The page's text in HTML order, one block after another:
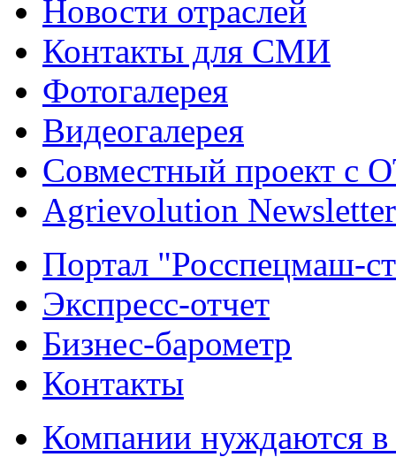
Новости отраслей
Контакты для СМИ
Фотогалерея
Видеогалерея
Совместный проект с
Agrievolution Newsletter
Портал "Росспецмаш-
Экспресс-отчет
Бизнес-барометр
Контакты
Компании нуждаются в